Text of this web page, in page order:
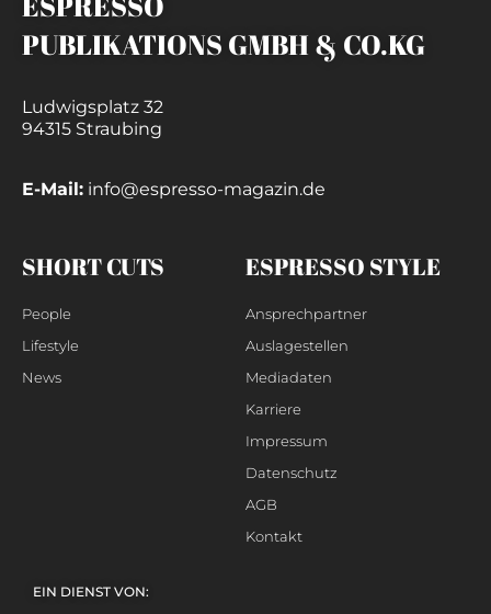
PUBLIKATIONS GMBH & CO.KG
Ludwigsplatz 32
94315 Straubing
E-Mail: info@espresso-magazin.de
SHORT CUTS
People
Lifestyle
News
ESPRESSO STYLE
Ansprechpartner
Auslagestellen
Mediadaten
Karriere
Impressum
Datenschutz
AGB
Kontakt
EIN DIENST VON: